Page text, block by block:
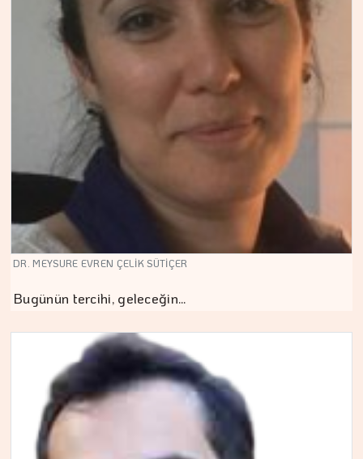
DR. MEYSURE EVREN ÇELİK SÜTİÇER
Bugünün tercihi, geleceğin…